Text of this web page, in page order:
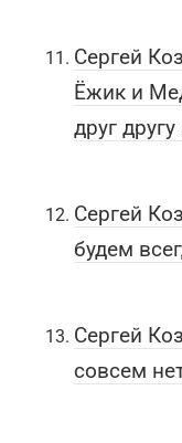
Сергей
Ёжик и
друг
Сергей
будем
Сергей
совсем